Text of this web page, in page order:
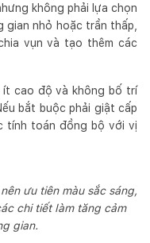
không phải lựa chọn
gian nhỏ hoặc trần thấp,
vụn và tạo thêm các
ít cao độ và không bố trí
bắt buộc phải giật cấp
tính toán đồng bộ với vị
ưu tiên màu sắc sáng,
chi tiết làm tăng cảm
gian.